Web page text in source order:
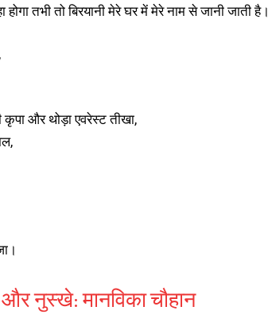
तभी तो बिरयानी मेरे घर में मेरे नाम से जानी जाती है।
कृपा और थोड़ा एवरेस्ट तीखा,
और नुस्खे: मानविका चौहान